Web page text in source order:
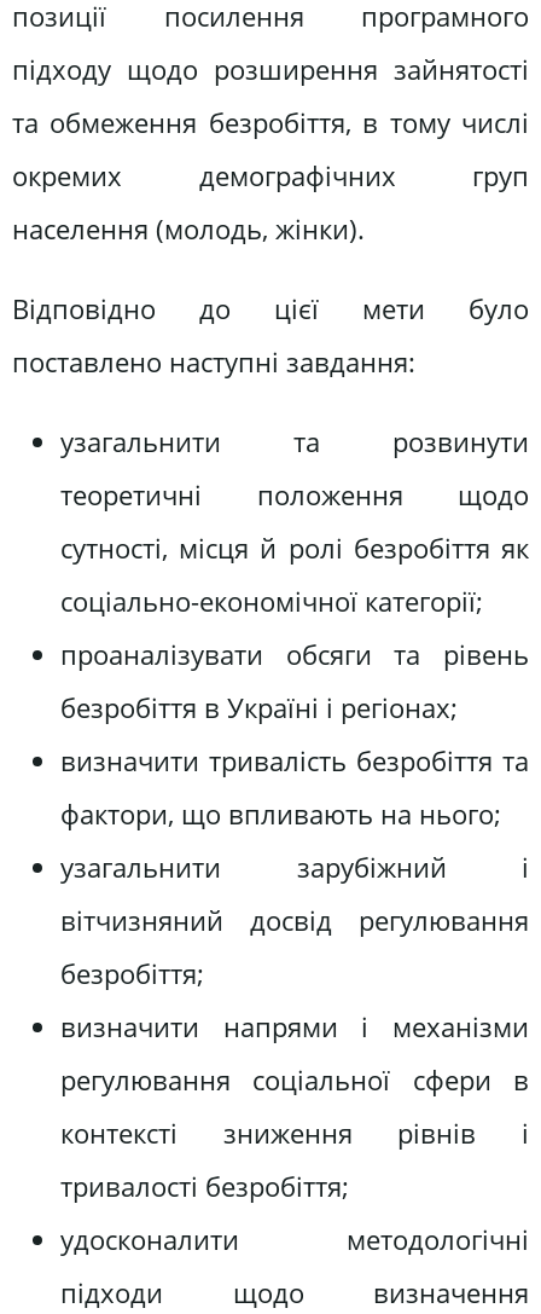
позиції посилення програмного
підходу щодо розширення зайнятості
та обмеження безробіття‚ в тому числі
окремих демографічних груп
населення (молодь‚ жінки).
Відповідно до цієї мети було
поставлено наступні завдання:
узагальнити та розвинути
теоретичні положення щодо
сутності‚ місця й ролі безробіття як
соціально-економічної категорії;
проаналізувати обсяги та рівень
безробіття в Україні і регіонах;
визначити тривалість безробіття та
фактори‚ що впливають на нього;
узагальнити зарубіжний і
вітчизняний досвід регулювання
безробіття;
визначити напрями і механізми
регулювання соціальної сфери в
контексті зниження рівнів і
тривалості безробіття;
удосконалити методологічні
підходи щодо визначення